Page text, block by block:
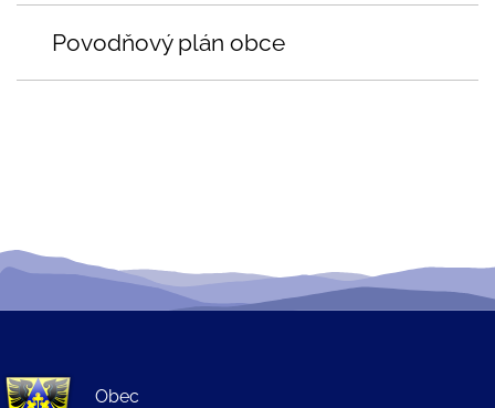
Povodňový plán obce
Obec